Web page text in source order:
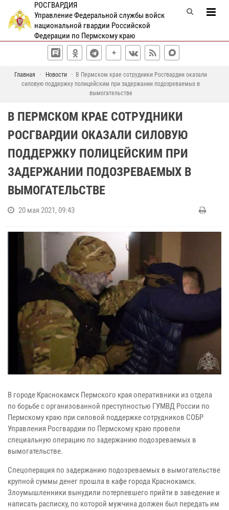
РОСГВАРДИЯ
Управление Федеральной службы войск
национальной гвардии Российской
Федерации по Пермскому краю
Главная Новости
В Пермском крае сотрудники Росгвардии оказали
силовую поддержку полицейским при задержании подозреваемых в
вымогательстве
В ПЕРМСКОМ КРАЕ СОТРУДНИКИ
РОСГВАРДИИ ОКАЗАЛИ СИЛОВУЮ
ПОДДЕРЖКУ ПОЛИЦЕЙСКИМ ПРИ
ЗАДЕРЖАНИИ ПОДОЗРЕВАЕМЫХ В
ВЫМОГАТЕЛЬСТВЕ
20 мая 2021, 09:43
В городе Краснокамск Пермского края оперативники из отдела
по борьбе с организованной преступностью ГУМВД России по
Пермскому краю при силовой поддержке сотрудников СОБР
Управления Росгвардии по Пермскому краю провели
специальную операцию по задержанию подозреваемых в
вымогательстве.
Спецоперация по задержанию подозреваемых в вымогательстве
крупной суммы денег прошла в кафе города Краснокамск.
Злоумышленники вынудили потерпевшего прийти в заведение и
написать расписку, по которой мужчина должен был передать им